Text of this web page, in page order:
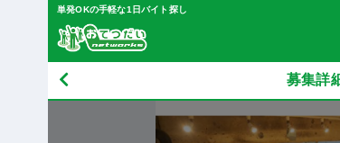
単発OKの手軽な1日バイト探し
募集詳